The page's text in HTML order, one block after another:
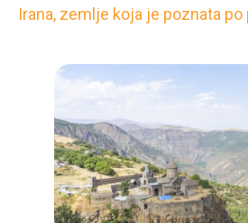
Irana, zemlje koja je poznata